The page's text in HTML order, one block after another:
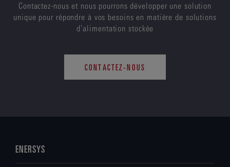
Contactez-nous et nous pourrons développer une solution
unique pour répondre à vos besoins en matière de solutions
d’alimentation stockée
CONTACTEZ-NOUS
ENERSYS